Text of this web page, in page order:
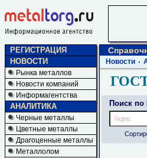
РЕГИСТРАЦИЯ
НОВОСТИ
Рынка металлов
Новости компаний
Информагентства
АНАЛИТИКА
Черные металлы
Цветные металлы
Драгоценные металлы
Металлолом
Новости
Поиск по